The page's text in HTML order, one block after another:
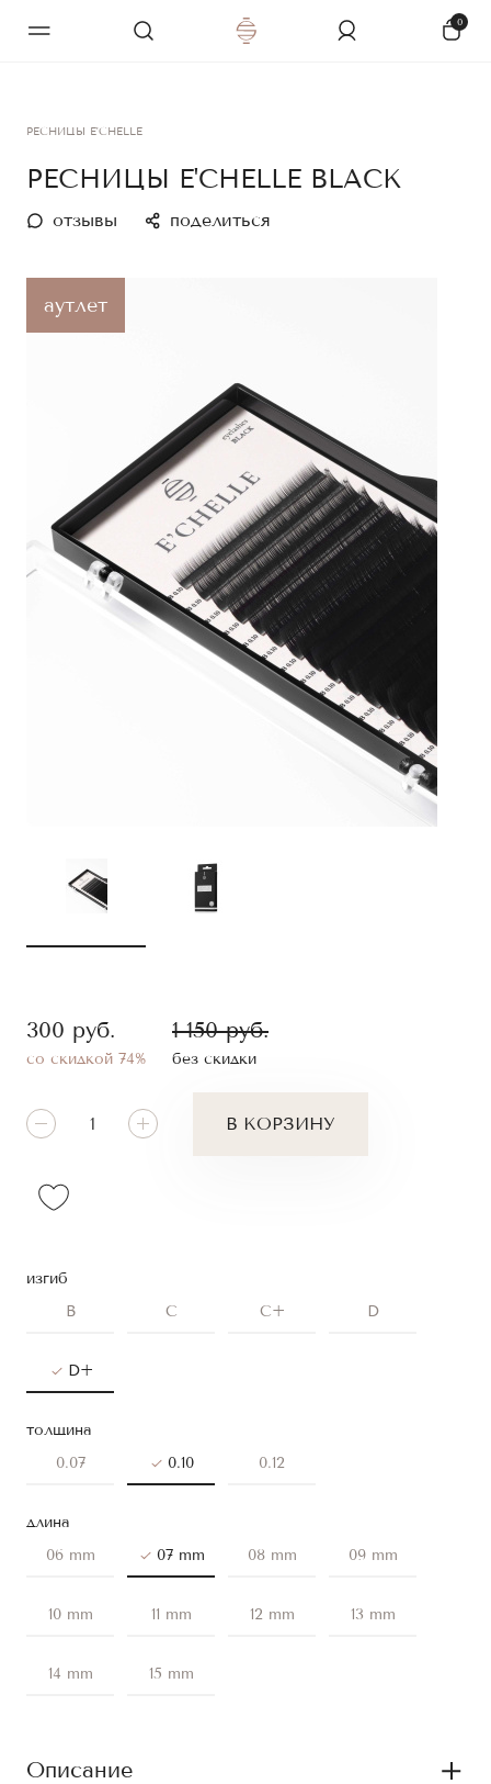
0
РЕСНИЦЫ E'CHELLE
РЕСНИЦЫ E'CHELLE BLACK
отзывы поделиться
аутлет
изгиб
B
C C+ D
D+
толщина
0.07
0.10 0.12
длина
06 mm
07 mm 08 mm 09 mm
10 mm 11 mm 12 mm 13 mm
14 mm 15 mm
300 руб.
со скидкой 74%
1 150руб.
без скидки
В КОРЗИНУ
Описание